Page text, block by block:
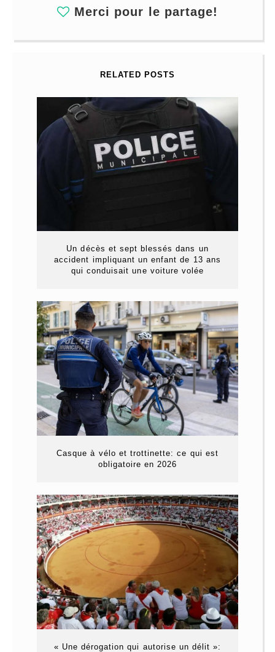
Merci pour le partage!
RELATED POSTS
Un décès et sept blessés dans un
accident impliquant un enfant de 13 ans
qui conduisait une voiture volée
Casque à vélo et trottinette: ce qui est
obligatoire en 2026
« Une dérogation qui autorise un délit »: